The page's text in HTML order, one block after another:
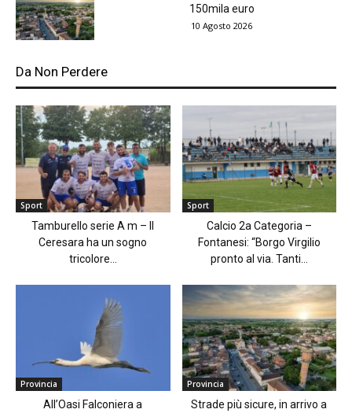
150mila euro
10 Agosto 2026
Da Non Perdere
Sport
Tamburello serie A m – Il
Ceresara ha un sogno
tricolore...
Sport
Calcio 2a Categoria –
Fontanesi: “Borgo Virgilio
pronto al via. Tanti...
Provincia
All’Oasi Falconiera a
Provincia
Strade più sicure, in arrivo a